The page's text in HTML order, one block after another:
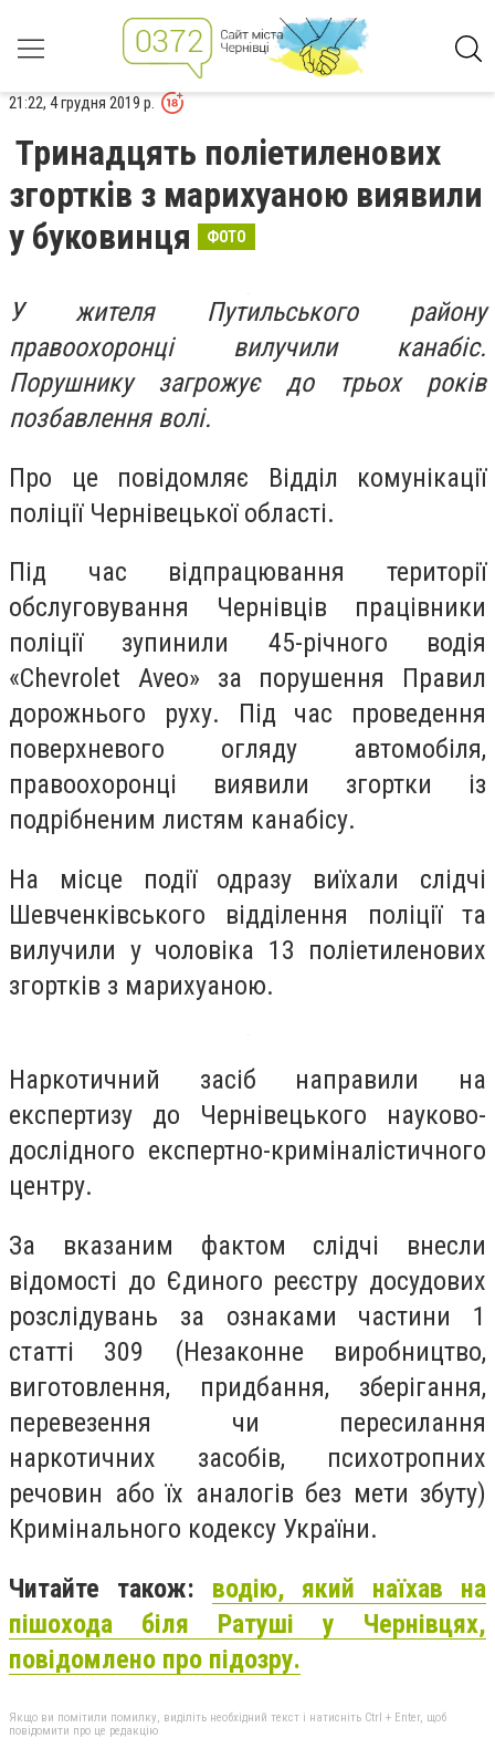
21:22, 4 грудня 2019 р.
Тринадцять поліетиленових
згортків з марихуаною виявили
у буковинця
ФОТО
У жителя Путильського району
правоохоронці вилучили канабіс.
Порушнику загрожує до трьох років
позбавлення волі.
Про це повідомляє Відділ комунікації
поліції Чернівецької області.
Під час відпрацювання території
обслуговування Чернівців працівники
поліції зупинили 45-річного водія
«Chevrolet Aveo» за порушення Правил
дорожнього руху. Під час проведення
поверхневого огляду автомобіля,
правоохоронці виявили згортки із
подрібненим листям канабісу.
На місце події одразу виїхали слідчі
Шевченківського відділення поліції та
вилучили у чоловіка 13 поліетиленових
згортків з марихуаною.
Наркотичний засіб направили на
експертизу до Чернівецького науково-
дослідного експертно-криміналістичного
центру.
За вказаним фактом слідчі внесли
відомості до Єдиного реєстру досудових
розслідувань за ознаками частини 1
статті 309 (Незаконне виробництво,
виготовлення, придбання, зберігання,
перевезення чи пересилання
наркотичних засобів, психотропних
речовин або їх аналогів без мети збуту)
Кримінального кодексу України.
Читайте також: водію, який наїхав на
пішохода біля Ратуші у Чернівцях,
повідомлено про підозру.
Якщо ви помітили помилку, виділіть необхідний текст і натисніть Ctrl + Enter, щоб
повідомити про це редакцію